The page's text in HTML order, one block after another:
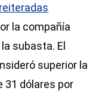
reiteradas
la compañía
subasta. El
superior la
31 dólares por